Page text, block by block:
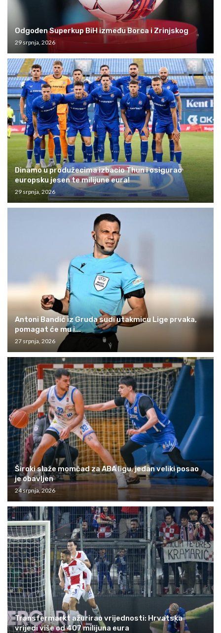
Odgođen Superkup BiH između Borca i Zrinjskog
29 srpnja, 2026
Dinamo u produžecima izbacio Thun i osigurao
europsku jesen te milijune eura!
29 srpnja, 2026
Antoni Bandić iz Gruda sudi utakmicu Lige prvaka,
pomagat će mu i...
27 srpnja, 2026
Široki slaže momčad za ABA ligu, jedan veliki posao
je obavljen
24 srpnja, 2026
Transfermarkt ažurirao vrijednosti: Hrvatska
vrijedi više od 407 milijuna eura